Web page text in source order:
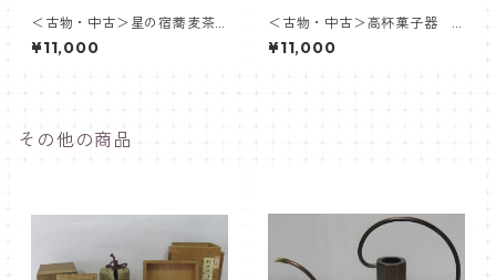
＜古物・中古＞星の宿蕎麦茶
盌 中村与平
¥11,000
＜古物・中古＞高杯菓子器
象彦
¥11,000
その他の商品